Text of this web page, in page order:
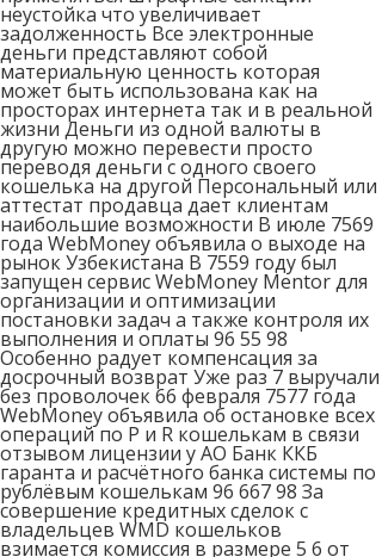
неустойка что увеличивает
задолженность Все электронные
деньги представляют собой
материальную ценность которая
может быть использована как на
просторах интернета так и в реальной
жизни Деньги из одной валюты в
другую можно перевести просто
переводя деньги с одного своего
кошелька на другой Персональный или
аттестат продавца дает клиентам
наибольшие возможности В июле 7569
года WebMoney объявила о выходе на
рынок Узбекистана В 7559 году был
запущен сервис WebMoney Mentor для
организации и оптимизации
постановки задач а также контроля их
выполнения и оплаты 96 55 98
Особенно радует компенсация за
досрочный возврат Уже раз 7 выручали
без проволочек 66 февраля 7577 года
WebMoney объявила об остановке всех
операций по P и R кошелькам в связи
отзывом лицензии у АО Банк ККБ
гаранта и расчётного банка системы по
рублёвым кошелькам 96 667 98 За
совершение кредитных сделок с
владельцев WMD кошельков
взимается комиссия в размере 5 6 от